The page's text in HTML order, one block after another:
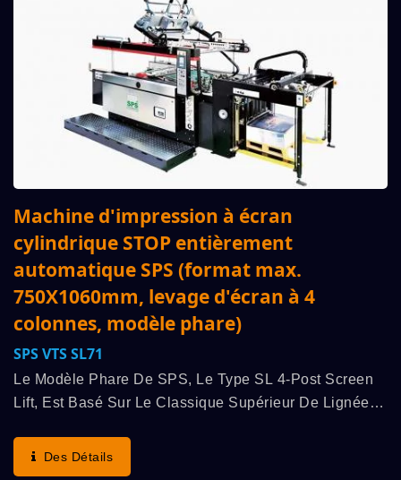
Machine d'impression à écran
cylindrique STOP entièrement
automatique SPS (format max.
750X1060mm, levage d'écran à 4
colonnes, modèle phare)
SPS VTS SL71
Le Modèle Phare De SPS, Le Type SL 4-Post Screen
Lift, Est Basé Sur Le Classique Supérieur De Lignée
Original » (avantages : Vitesse De Course La Plus...
Des Détails